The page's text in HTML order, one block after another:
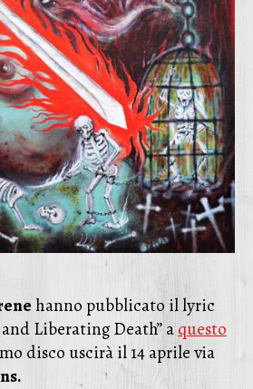
hanno pubblicato il lyric
Liberating Death” aquesto
disco uscirà il 14 aprile via